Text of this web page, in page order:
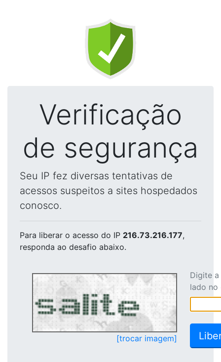
Verificação
de segurança
Seu IP fez diversas tentativas de
acessos suspeitos a sites hospedados
conosco.
Para liberar o acesso do IP 216.73.216.177,
responda ao desafio abaixo.
[trocar imagem]
Digite
lado no